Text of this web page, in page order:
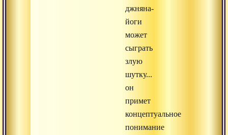
джняна-
йоги
может
сыграть
злую
шутку...
он
примет
концептуальное
понимание